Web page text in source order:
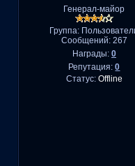
Генерал-майор
Группа:
Сообщений: 267
Награды: 0
Репутация:0
Статус: Offline